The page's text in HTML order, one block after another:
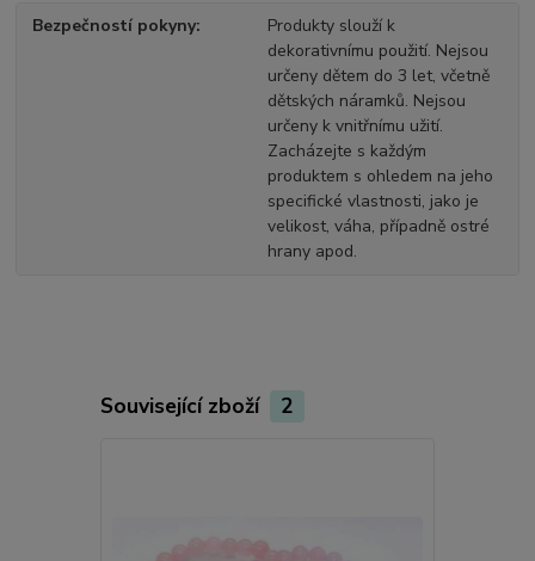
Bezpečností pokyny
Produkty slouží k
dekorativnímu použití. Nejsou
určeny dětem do 3 let, včetně
dětských náramků. Nejsou
určeny k vnitřnímu užití.
Zacházejte s každým
produktem s ohledem na jeho
specifické vlastnosti, jako je
velikost, váha, případně ostré
hrany apod.
Související zboží 2